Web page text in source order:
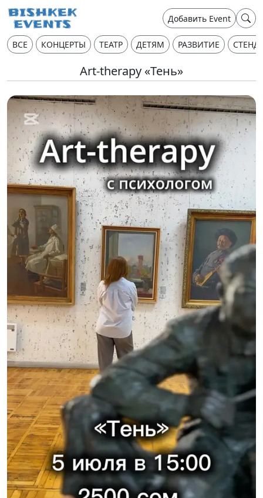
Добавить Event
ВСЕ КОНЦЕРТЫ ТЕАТР ДЕТЯМ РАЗВИТИЕ
Art-therapy «Тень»